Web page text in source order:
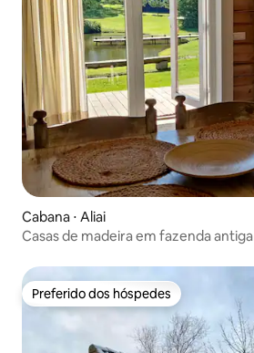
Cabana ⋅ Aliai
Casas de madeira em fazenda antiga
Preferido dos hóspedes
Preferido dos hóspedes